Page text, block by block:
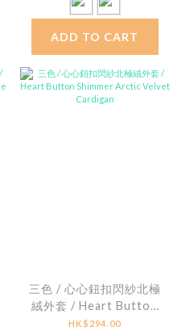
ADD TO CART
三色 / 心心鈕扣閃紗北極
絨外套 / Heart Button
Shimmer Arctic Velvet
HK$294.00